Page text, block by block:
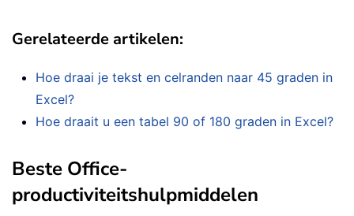
Gerelateerde artikelen:
Hoe draai je tekst en celranden naar 45 graden in
Excel?
Hoe draait u een tabel 90 of 180 graden in Excel?
Beste Office-
productiviteitshulpmiddelen